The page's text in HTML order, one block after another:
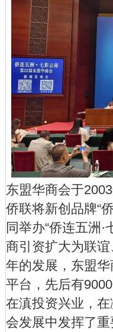
东盟华商会于
侨联将新创品牌“
同举办“侨连五洲
商引资扩大为联
年的发展，东盟
平台，先后有
在滇投资兴业，
会发展中发挥了重